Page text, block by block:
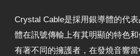
Crystal Cable是採用銀導體的代
體在訊號傳輸上有其明顯的特色
有著不同的擁護者，在發燒音響